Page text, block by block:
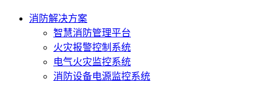
消防解决方案
智慧消防管理平台
火灾报警控制系统
电气火灾监控系统
消防设备电源监控系统